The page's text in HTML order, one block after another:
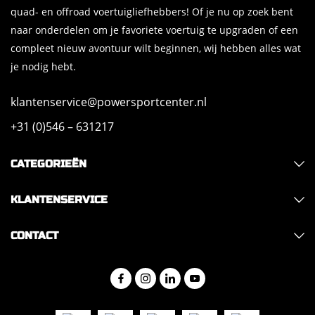
quad- en offroad voertuigliefhebbers! Of je nu op zoek bent
naar onderdelen om je favoriete voertuig te upgraden of een
compleet nieuw avontuur wilt beginnen, wij hebben alles wat
je nodig hebt.
klantenservice@powersportcenter.nl
+31 (0)546 – 631217
CATEGORIEËN
KLANTENSERVICE
CONTACT